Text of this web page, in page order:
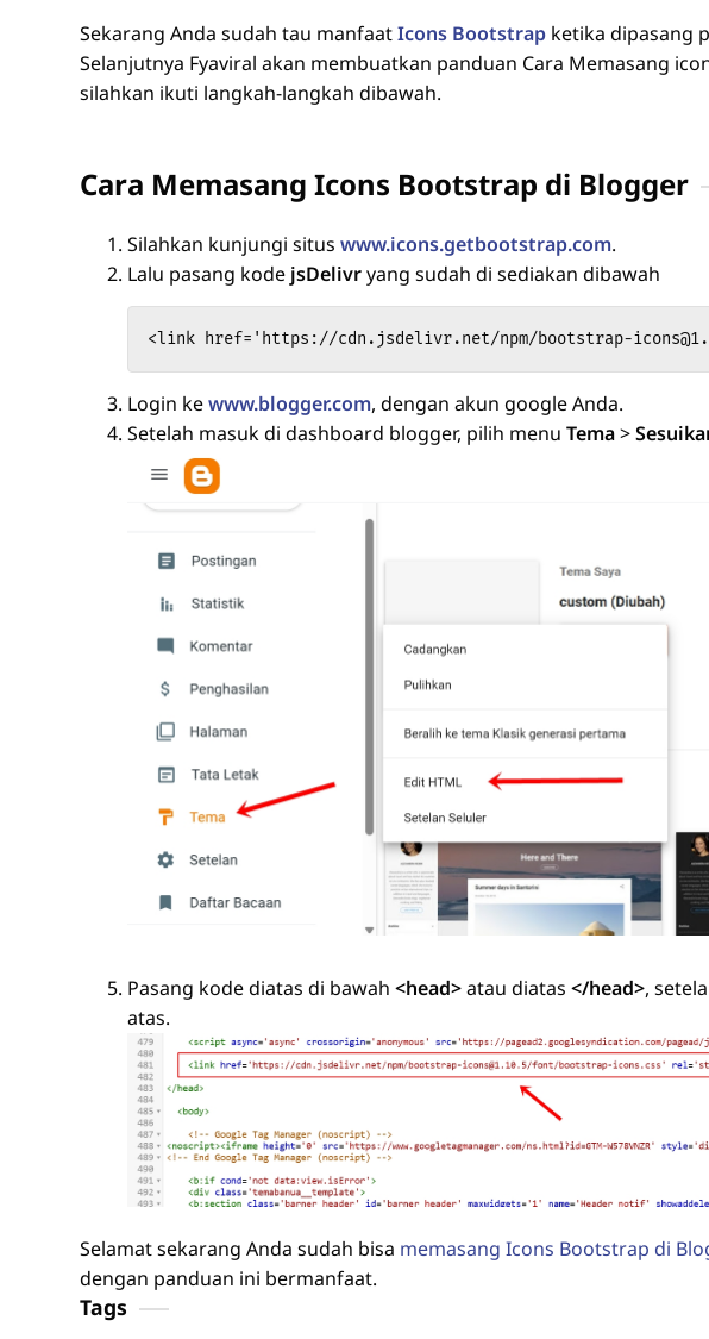
Sekarang Anda sudah tau manfaatIcons Bootstrap ketika dipasang
Selanjutnya Fyaviral akan membuatkan panduan Cara Memasang
silahkan ikuti langkah-langkah dibawah.
Cara Memasang Icons Bootstrap di Blogger
Silahkan kunjungi situswww.icons.getbootstrap.com.
Lalu pasang kode jsDelivryang sudah di sediakan dibawah
<link href='https://cdn.jsdelivr.net/npm/bootstrap-
Login kewww.blogger.com, dengan akun google Anda.
Setelah masuk di dashboard blogger, pilih menuTema>
Pasang kode diatas di bawah<head>atau diatas</head>,
atas.
Selamat sekarang Anda sudah bisa memasang Icons Bootstrap di
dengan panduan ini bermanfaat.
Tags